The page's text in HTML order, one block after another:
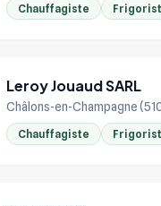
Chauffagiste
Leroy Jouaud SARL
Châlons-en-Champagne
Chauffagiste